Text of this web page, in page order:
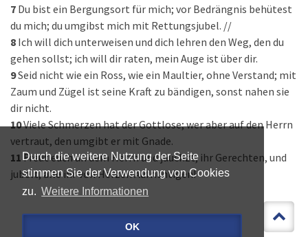
Durch die weitere Nutzung der Seite
stimmen Sie der Verwendung von Cookies
zu. Weitere Informationen
OK
7 Du bist ein Bergungsort für mich; vor Bedrängnis behütest
du mich; du umgibst mich mit Rettungsjubel. //
8 Ich will dich unterweisen und dich lehren den Weg, den du
gehen sollst; ich will dir raten, mein Auge ist über dir.
9Seid nicht wie ein Ross, wie ein Maultier, ohne Verstand; mit
Zaum und Zügel ist seine Kraft zu bändigen, sonst nahen sie
dir nicht.
10Viele Schmerzen hat der Gottlose; wer aber auf den Herrn
vertraut, den umgibt er mit Gnade.
11 Freut euch an dem Herrn und jauchzt, ihr Gerechten, und
jubelt, alle ihr von Herzen Aufrichtigen!